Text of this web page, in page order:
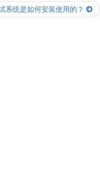
系统是如何安装使用的？